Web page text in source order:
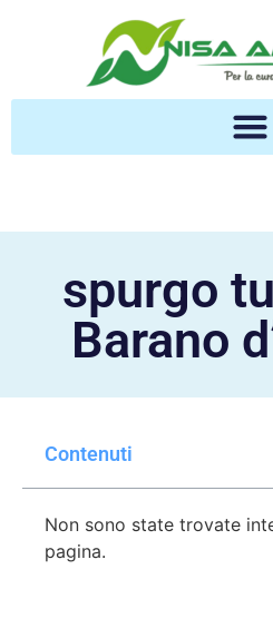
spurgo
Barano
Contenuti
Non sono state trovate
pagina.